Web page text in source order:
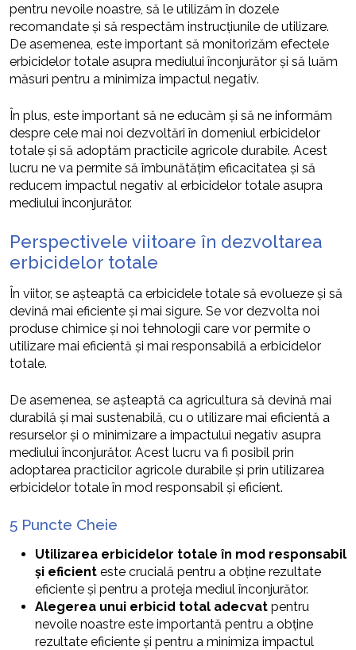
pentru nevoile noastre, să le utilizăm în dozele
recomandate și să respectăm instrucțiunile de utilizare.
De asemenea, este important să monitorizăm efectele
erbicidelor totale asupra mediului înconjurător și să luăm
măsuri pentru a minimiza impactul negativ.
În plus, este important să ne educăm și să ne informăm
despre cele mai noi dezvoltări în domeniul erbicidelor
totale și să adoptăm practicile agricole durabile. Acest
lucru ne va permite să îmbunătățim eficacitatea și să
reducem impactul negativ al erbicidelor totale asupra
mediului înconjurător.
Perspectivele viitoare în dezvoltarea
erbicidelor totale
În viitor, se așteaptă ca erbicidele totale să evolueze și să
devină mai eficiente și mai sigure. Se vor dezvolta noi
produse chimice și noi tehnologii care vor permite o
utilizare mai eficientă și mai responsabilă a erbicidelor
totale.
De asemenea, se așteaptă ca agricultura să devină mai
durabilă și mai sustenabilă, cu o utilizare mai eficientă a
resurselor și o minimizare a impactului negativ asupra
mediului înconjurător. Acest lucru va fi posibil prin
adoptarea practicilor agricole durabile și prin utilizarea
erbicidelor totale în mod responsabil și eficient.
5 Puncte Cheie
Utilizarea erbicidelor totale în mod responsabil
și eficient este crucială pentru a obține rezultate
eficiente și pentru a proteja mediul înconjurător.
Alegerea unui erbicid total adecvat pentru
nevoile noastre este importantă pentru a obține
rezultate eficiente și pentru a minimiza impactul